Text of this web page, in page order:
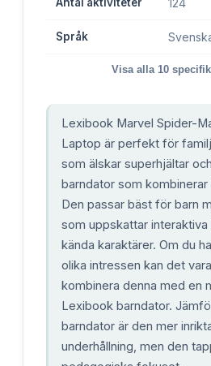
124
Språk
Visa alla 10
Lexibook Marvel Spider-
Laptop är perfekt för
som älskar superhjältar
barndator som kombinerar
Den passar bäst för barn
som uppskattar
kända karaktärer. Om du
olika intressen kan det
kombinera denna med en
Lexibook barndator.
barndator är den mer
underhållning, men den